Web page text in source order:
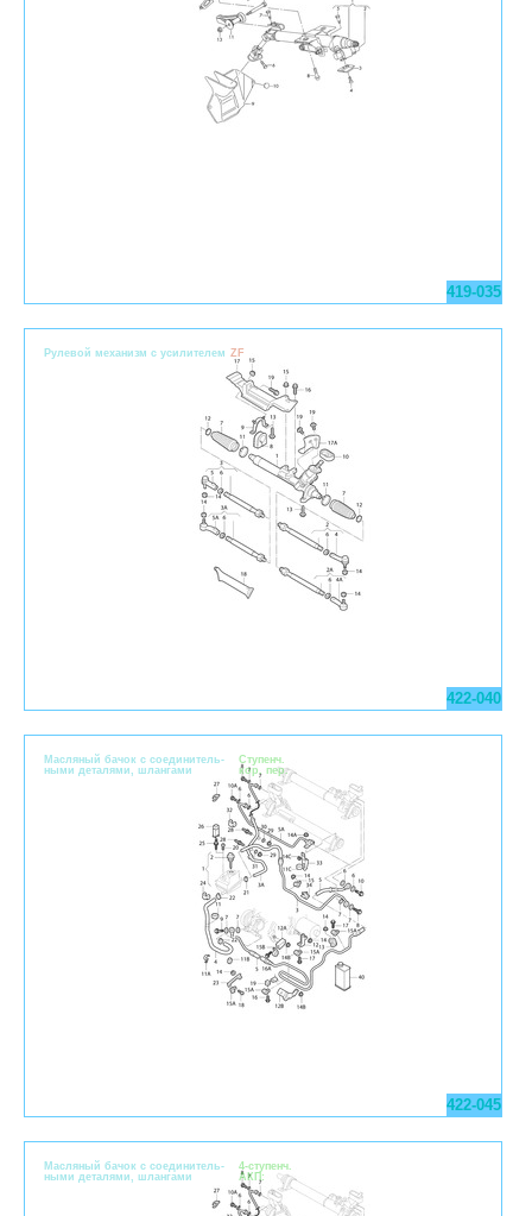
419-035
Pулевой механизм с усилителем ZF
422-040
Масляный бачок с соединитель-
ными деталями, шлангами
Cтупенч.
кор. пер.
422-045
Масляный бачок с соединитель-
ными деталями, шлангами
4-ступенч.
AКП: